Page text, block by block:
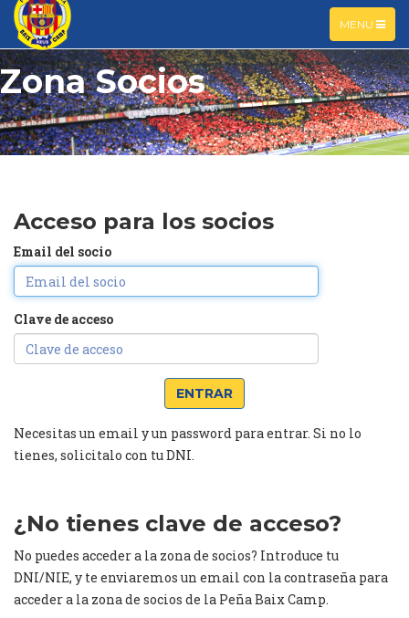
TOGGLE
NAVIGATION
MENU
Zona Socios
Acceso para los socios
Email del socio
Clave de acceso
ENTRAR
Necesitas un email y un password para entrar. Si no lo
tienes, solicitalo con tu DNI.
¿No tienes clave de acceso?
No puedes acceder a la zona de socios? Introduce tu
DNI/NIE, y te enviaremos un email con la contraseña para
acceder a la zona de socios de la Peña Baix Camp.